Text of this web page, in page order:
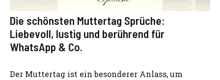
Die schönsten Muttertag Sprüche:
Liebevoll, lustig und berührend für
WhatsApp & Co.
Der Muttertag ist ein besonderer Anlass, um